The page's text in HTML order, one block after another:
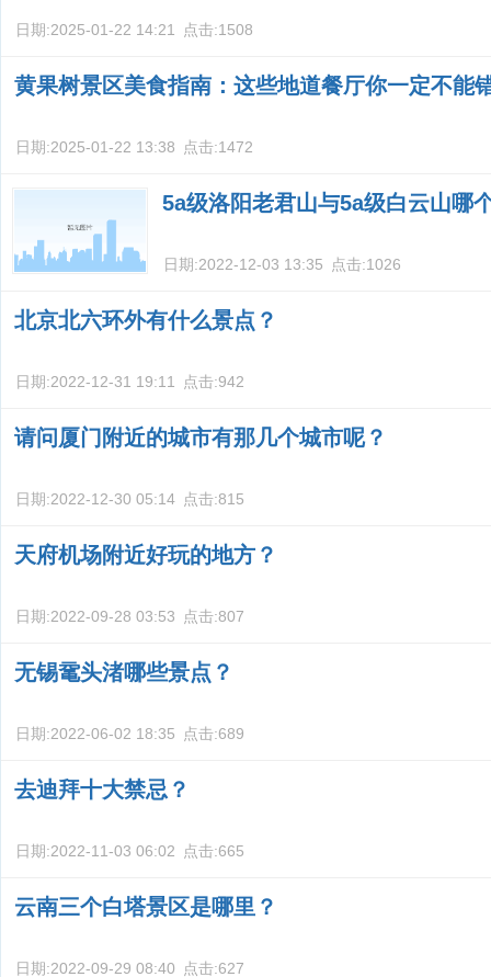
日期:2025-01-22 14:21 点击:1508
黄果树景区美食指南：这些地道餐厅你一定不能
日期:2025-01-22 13:38 点击:1472
5a级洛阳老君山与5a级白云山哪
日期:2022-12-03 13:35 点击:1026
北京北六环外有什么景点？
日期:2022-12-31 19:11 点击:942
请问厦门附近的城市有那几个城市呢？
日期:2022-12-30 05:14 点击:815
天府机场附近好玩的地方？
日期:2022-09-28 03:53 点击:807
无锡鼋头渚哪些景点？
日期:2022-06-02 18:35 点击:689
去迪拜十大禁忌？
日期:2022-11-03 06:02 点击:665
云南三个白塔景区是哪里？
日期:2022-09-29 08:40 点击:627